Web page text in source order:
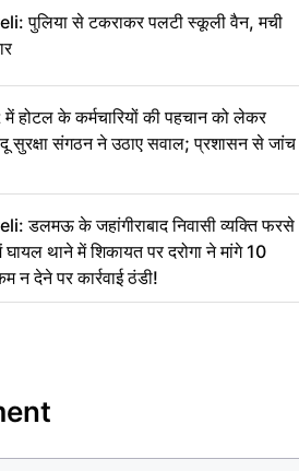
पुलिया से टकराकर पलटी स्कूली वैन, मची
होटल के कर्मचारियों की पहचान को लेकर
सुरक्षा संगठन ने उठाए सवाल; प्रशासन से जांच
डलमऊ के जहांगीराबाद निवासी व्यक्ति फरसे
थाने में शिकायत पर दरोगा ने मांगे 10
न देने पर कार्रवाई ठंडी!